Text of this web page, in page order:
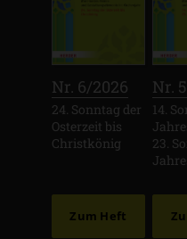
Nr. 6/2026
24. Sonntag der
Osterzeit bis
Christkönig
Zum Heft
Nr.
14.
23.